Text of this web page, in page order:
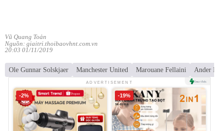
Vũ Quang Toản
Nguồn: giaitri.thoibaovhnt.com.vn
20:03 01/11/2019
Ole Gunnar Solskjaer Manchester United Marouane Fellaini Ander
ADVERTISEMENT
-2% -19%